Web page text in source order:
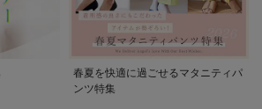
春夏を快適に過ごせるマタニティパ
ンツ特集